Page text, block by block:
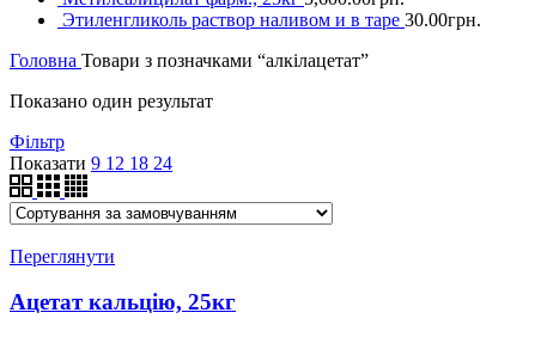
Этиленгликоль раствор наливом и в таре 30.00грн.
Головна Товари з позначками “алкілацетат”
Показано один результат
Фільтр
Показати 9 12 18 24
Переглянути
Ацетат кальцію, 25кг